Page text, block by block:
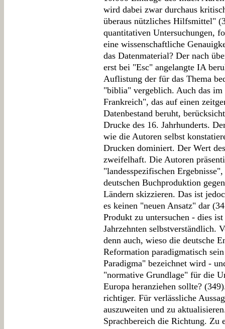
wird dabei zwar durchaus
überaus nützliches Hilfsmittel"
quantitativen Untersuchungen,
eine wissenschaftliche
das Datenmaterial? Der nach
erst bei "Esc" angelangte IA
Auflistung der für das Thema
"biblia" vergeblich. Auch das
Frankreich", das auf einen
Datenbestand beruht,
Drucke des 16. Jahrhunderts.
wie die Autoren selbst
Drucken dominiert. Der Wert
zweifelhaft. Die Autoren
"landesspezifischen
deutschen Buchproduktion
Ländern skizzieren. Das ist
es keinen "neuen Ansatz" dar
Produkt zu untersuchen - dies
Jahrzehnten selbstverständlich.
denn auch, wieso die deutsche
Reformation paradigmatisch
Paradigma" bezeichnet wird -
"normative Grundlage" für die
Europa heranziehen sollte?
richtiger. Für verlässliche
auszuweiten und zu
Sprachbereich die Richtung. Zu